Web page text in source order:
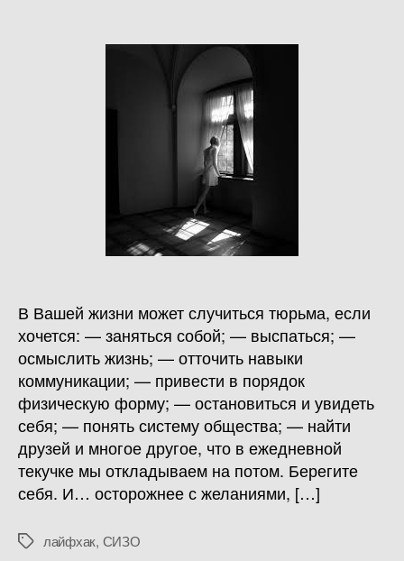
В Вашей жизни может случиться тюрьма, если
хочется: — заняться собой; — выспаться; —
осмыслить жизнь; — отточить навыки
коммуникации; — привести в порядок
физическую форму; — остановиться и увидеть
себя; — понять систему общества; — найти
друзей и многое другое, что в ежедневной
текучке мы откладываем на потом. Берегите
себя. И… осторожнее с желаниями, […]
Меткилайфхак, СИЗО